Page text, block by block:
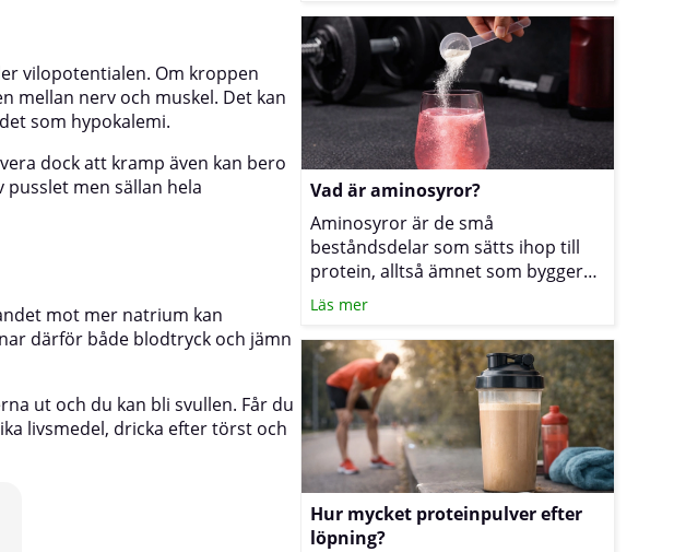
vilopotentialen. Om kroppen
mellan nerv och muskel. Det kan
som hypokalemi.
dock att kramp även kan bero
men sällan hela
mot mer natrium kan
därför både blodtryck och jämn
ut och du kan bli svullen. Får du
livsmedel, dricka efter törst och
energi. För dig som tränar mycket,
vill bevara muskelmassa under
viktnedgång eller helt enkelt vill må
bra kan det därför vara klokt att se
över det dagliga intaget, i första
hand via mat och vid behov med
kosttillskott. (Läs mer om
proteinpulver)
Vad är aminosyror?
Aminosyror är de små
beståndsdelar som sätts ihop till
protein, alltså ämnet som bygger
upp muskler, skapar enzymer och
Oavsett om du tränar hårt, vill
minska i vikt eller bara äter
medvetet är det vanligt att undra
hur tillskott av aminosyror passar
in i vardagen. Nedan får du en
tydlig genomgång av hur de
fungerar, när fria aminosyror som
EAA och BCAA är praktiska och när
ett proteinpulver är mer lämpligt.
Läs mer
Hur mycket proteinpulver efter
löpning?